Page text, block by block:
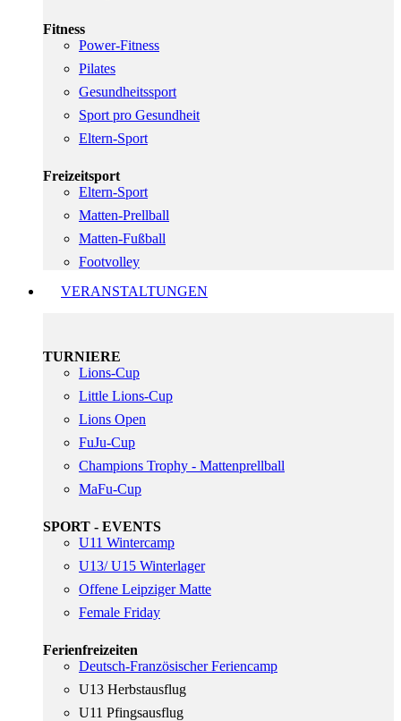
Fitness
Power-Fitness
Pilates
Gesundheitssport
Sport pro Gesundheit
Eltern-Sport
Freizeitsport
Eltern-Sport
Matten-Prellball
Matten-Fußball
Footvolley
VERANSTALTUNGEN
TURNIERE
Lions-Cup
Little Lions-Cup
Lions Open
FuJu-Cup
Champions Trophy - Mattenprellball
MaFu-Cup
SPORT - EVENTS
U11 Wintercamp
U13/ U15 Winterlager
Offene Leipziger Matte
Female Friday
Ferienfreizeiten
Deutsch-Französischer Feriencamp
U13 Herbstausflug
U11 Pfingsausflug